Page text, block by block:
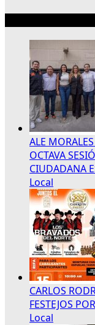
ALE
OCTAVA
CIUDADANA
Local
CARLOS
FESTEJOS
Local